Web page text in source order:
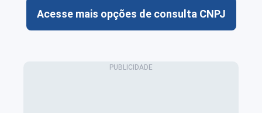
Acesse mais opções de consulta CNPJ